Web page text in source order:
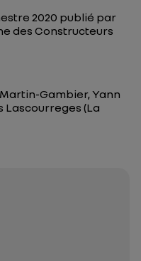
2020 publié par
des Constructeurs
Gambier, Yann
Lascourreges (La